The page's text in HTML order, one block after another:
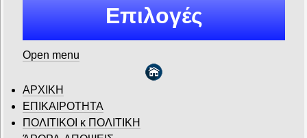
Επιλογές
Open menu
ΑΡΧΙΚΗ
ΕΠΙΚΑΙΡΟΤΗΤΑ
ΠΟΛΙΤΙΚΟΙ κ ΠΟΛΙΤΙΚΗ